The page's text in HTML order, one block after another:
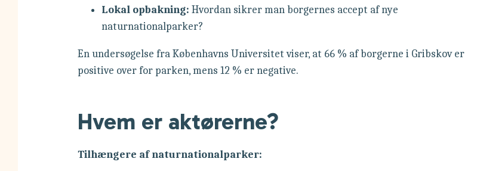
Lokal opbakning: Hvordan sikrer man borgernes accept af nye
naturnationalparker?
En undersøgelse fra Københavns Universitet viser, at 66 % af borgerne i Gribskov er
positive over for parken, mens 12 % er negative.
Hvem er aktørerne?
Tilhængere af naturnationalparker: